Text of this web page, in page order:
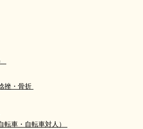
挫・骨折
転車・自転車対人）